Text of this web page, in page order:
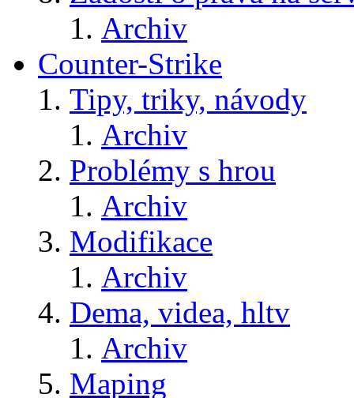
Archiv
Counter-Strike
Tipy, triky, návody
Archiv
Problémy s hrou
Archiv
Modifikace
Archiv
Dema, videa, hltv
Archiv
Maping